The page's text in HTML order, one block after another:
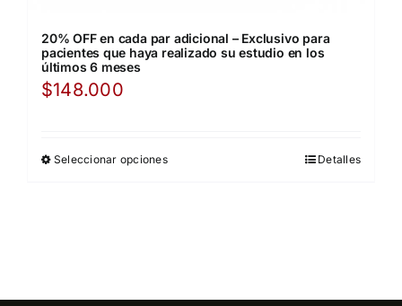
20% OFF en cada par adicional – Exclusivo para
pacientes que haya realizado su estudio en los
últimos 6 meses
$148.000
Seleccionar opcionesThis
Detalles